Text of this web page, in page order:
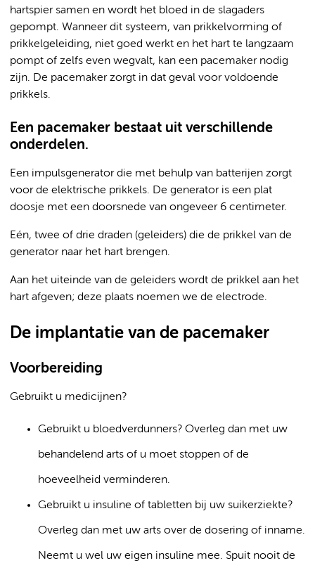
hartspier samen en wordt het bloed in de slagaders
gepompt. Wanneer dit systeem, van prikkelvorming of
prikkelgeleiding, niet goed werkt en het hart te langzaam
pompt of zelfs even wegvalt, kan een pacemaker nodig
zijn. De pacemaker zorgt in dat geval voor voldoende
prikkels.
Een pacemaker bestaat uit verschillende
onderdelen.
Een impulsgenerator die met behulp van batterijen zorgt
voor de elektrische prikkels. De generator is een plat
doosje met een doorsnede van ongeveer 6 centimeter.
Eén, twee of drie draden (geleiders) die de prikkel van de
generator naar het hart brengen.
Aan het uiteinde van de geleiders wordt de prikkel aan het
hart afgeven; deze plaats noemen we de electrode.
De implantatie van de pacemaker
Voorbereiding
Gebruikt u medicijnen?
Gebruikt u bloedverdunners? Overleg dan met uw
behandelend arts of u moet stoppen of de
hoeveelheid verminderen.
Gebruikt u insuline of tabletten bij uw suikerziekte?
Overleg dan met uw arts over de dosering of inname.
Neemt u wel uw eigen insuline mee. Spuit nooit de